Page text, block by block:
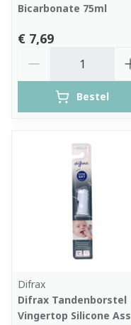
Bicarbonate 75ml
€ 7,69
Bestel
Difrax
Difrax Tandenborstel
Vingertop Silicone Ass